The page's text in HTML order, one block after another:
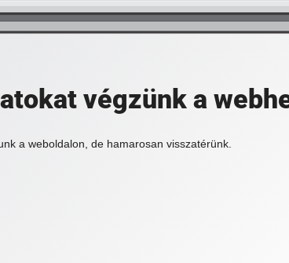
végzünk a
a weboldalon, de hamarosan visszatérünk.